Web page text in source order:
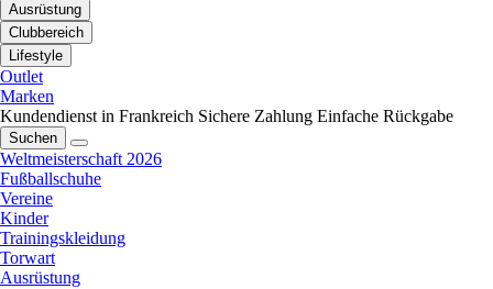
Ausrüstung
Clubbereich
Lifestyle
Outlet
Marken
Kundendienst in Frankreich Sichere Zahlung Einfache Rückgabe
Suchen
Weltmeisterschaft 2026
Fußballschuhe
Vereine
Kinder
Trainingskleidung
Torwart
Ausrüstung